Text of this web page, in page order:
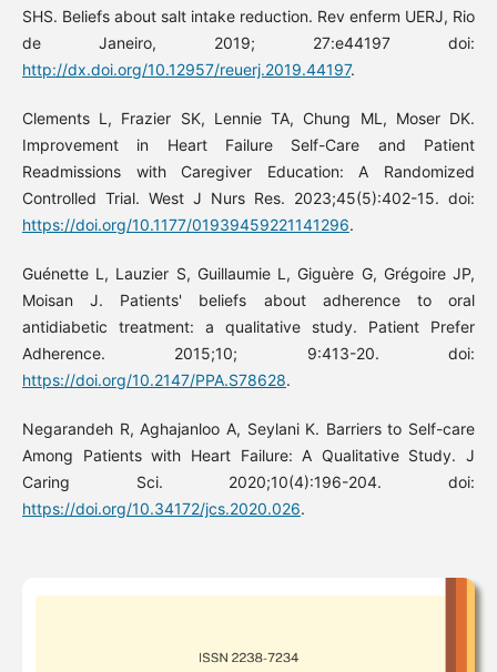
SHS. Beliefs about salt intake reduction. Rev enferm UERJ, Rio
de Janeiro, 2019; 27:e44197 doi:
http://dx.doi.org/10.12957/reuerj.2019.44197.
Clements L, Frazier SK, Lennie TA, Chung ML, Moser DK.
Improvement in Heart Failure Self-Care and Patient
Readmissions with Caregiver Education: A Randomized
Controlled Trial. West J Nurs Res. 2023;45(5):402-15. doi:
https://doi.org/10.1177/01939459221141296.
Guénette L, Lauzier S, Guillaumie L, Giguère G, Grégoire JP,
Moisan J. Patients' beliefs about adherence to oral
antidiabetic treatment: a qualitative study. Patient Prefer
Adherence. 2015;10; 9:413-20. doi:
https://doi.org/10.2147/PPA.S78628.
Negarandeh R, Aghajanloo A, Seylani K. Barriers to Self-care
Among Patients with Heart Failure: A Qualitative Study. J
Caring Sci. 2020;10(4):196-204. doi:
https://doi.org/10.34172/jcs.2020.026.